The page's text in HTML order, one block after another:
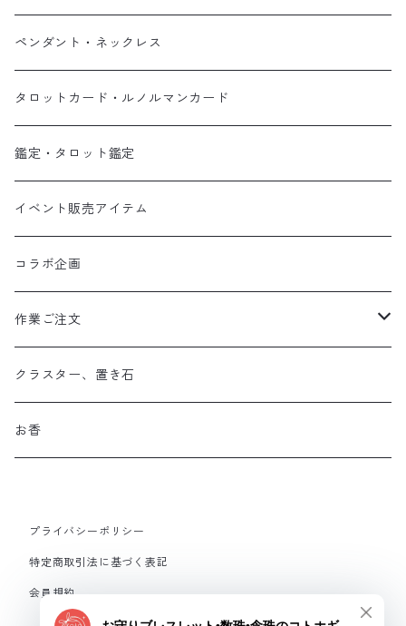
ペンダント・ネックレス
タロットカード・ルノルマンカード
鑑定・タロット鑑定
イベント販売アイテム
コラボ企画
作業ご注文
お守り数珠
お守り数珠ブレスレット
フルオーダーメイド
クラスター、置き石
お香
プライバシーポリシー
特定商取引法に基づく表記
会員規約